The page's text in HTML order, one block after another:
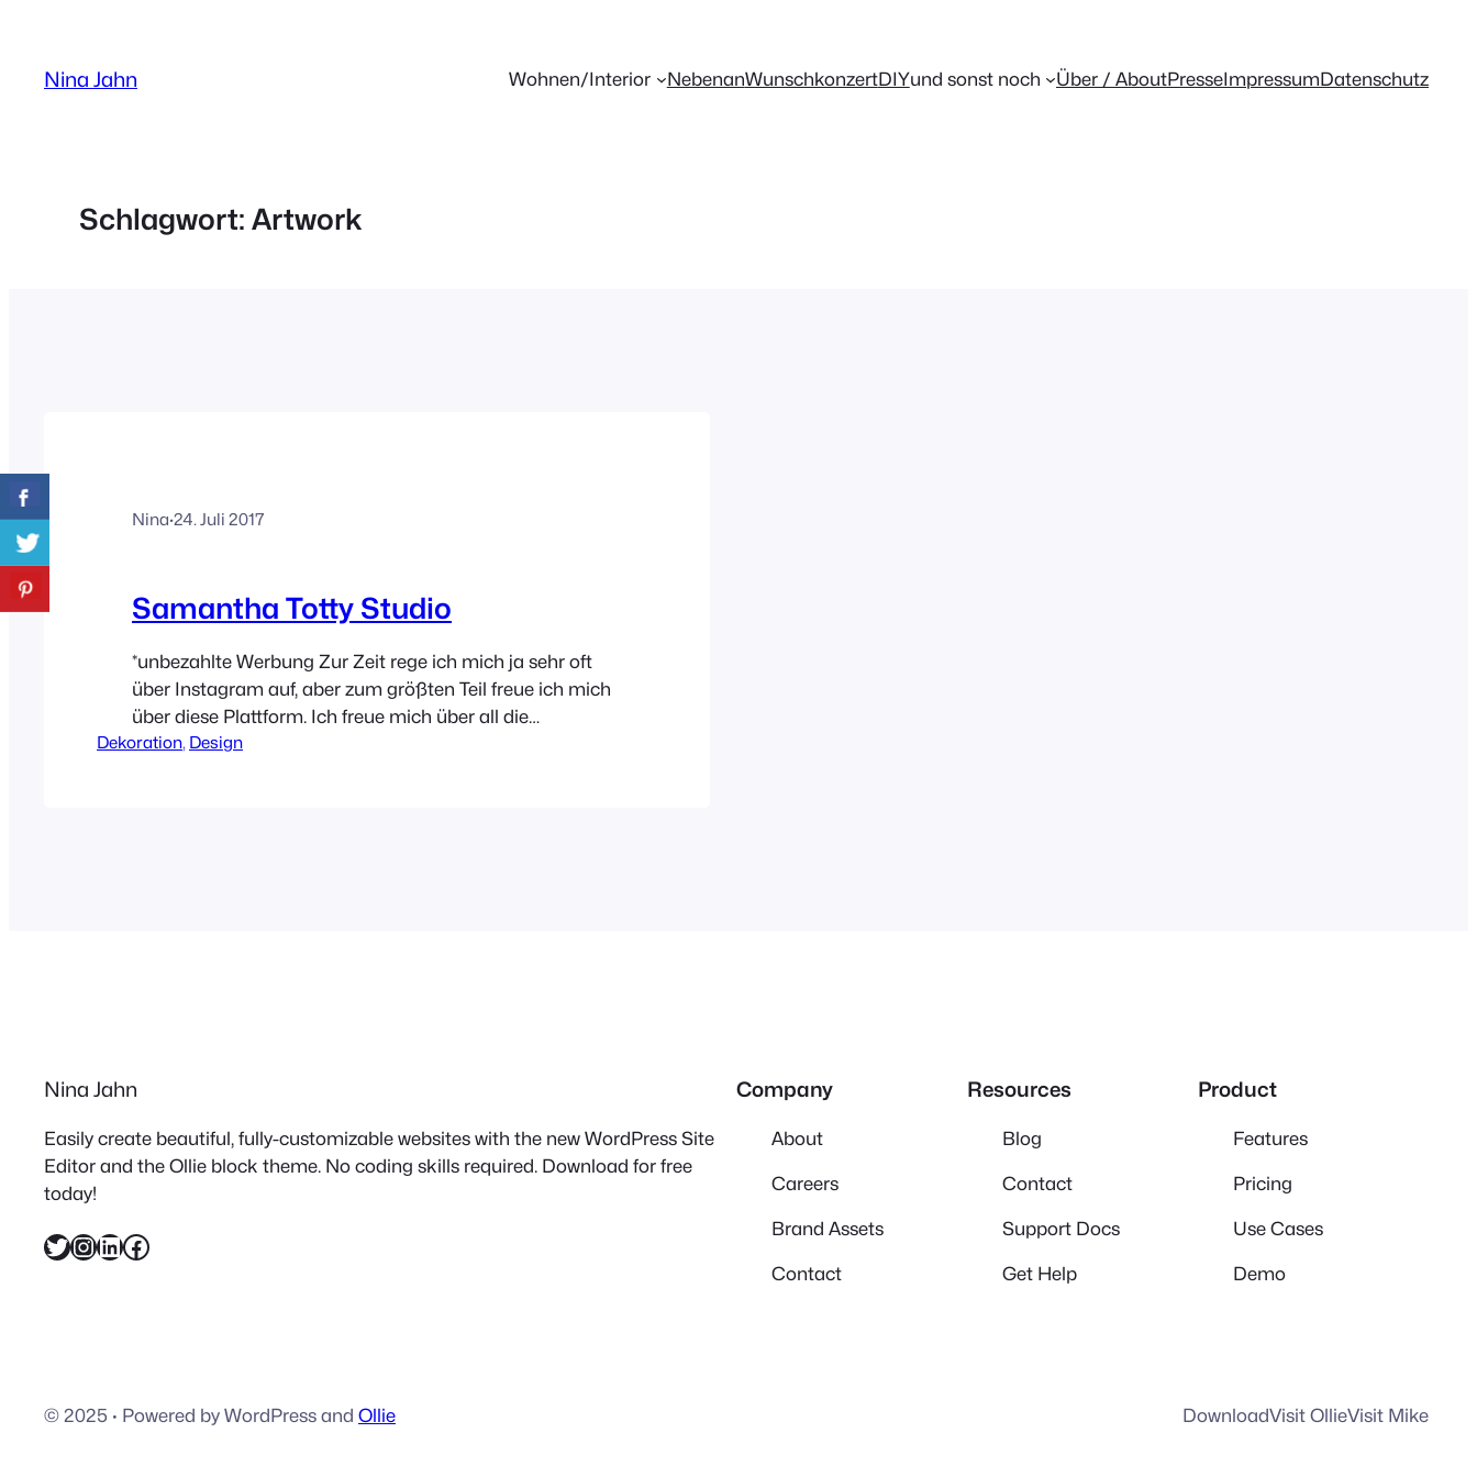
springen
Nina Jahn Wohnen/Interior NebenanWunschkonzertDIYund sonst noch Über / AboutPresseImpressumDatenschutz
Schlagwort: Artwork
Nina·24. Juli 2017
Samantha Totty Studio
*unbezahlte Werbung Zur Zeit rege ich mich ja sehr oft
über Instagram auf, aber zum größten Teil freue ich mich
über diese Plattform. Ich freue mich über all die
wundervollen Menschen, die ich dort gefunden habe und
Dekoration, Design
Nina Jahn
Easily create beautiful, fully-customizable websites with the new WordPress Site
Editor and the Ollie block theme. No coding skills required. Download for free
today!
Twitter InstagramLinkedIn Facebook
Company
About
Careers
Brand Assets
Contact
Resources
Blog
Contact
Support Docs
Get Help
Product
Features
Pricing
Use Cases
Demo
© 2025 · Powered by WordPress and Ollie DownloadVisit OllieVisit Mike